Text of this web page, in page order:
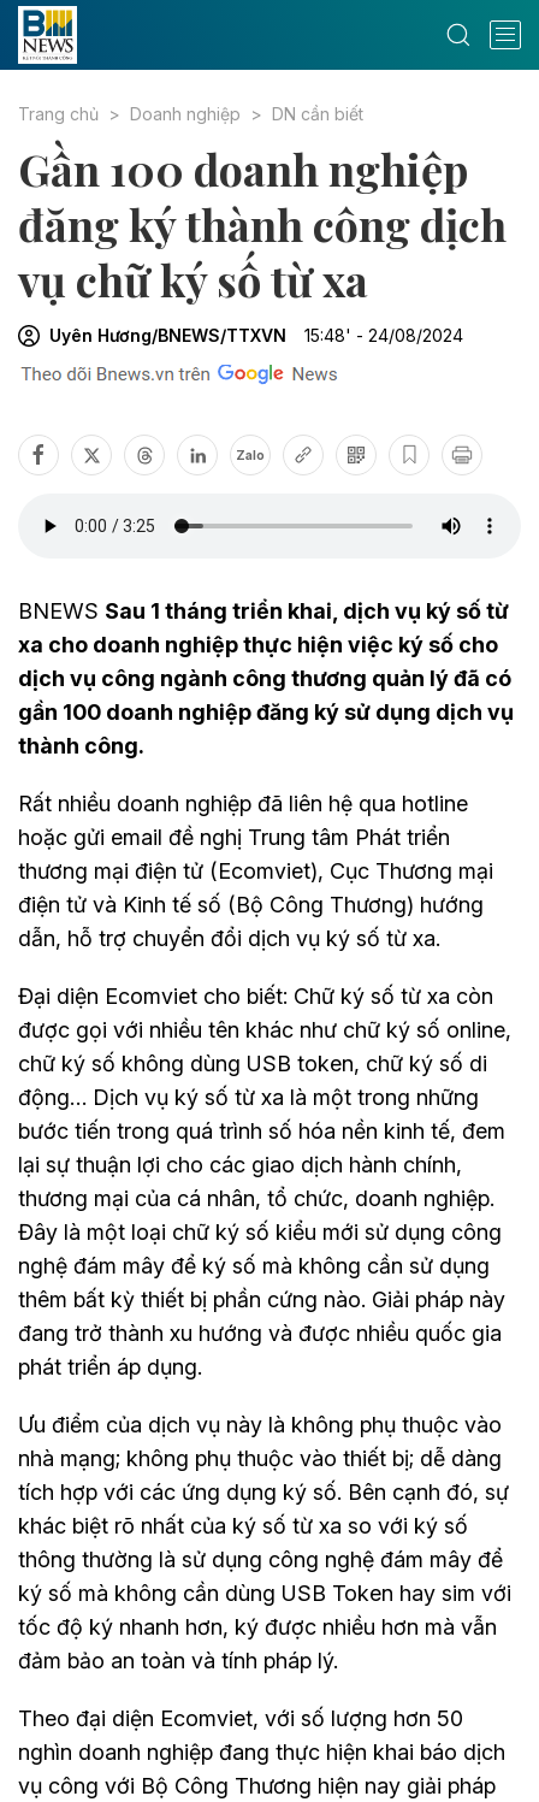
Trang chủ Doanh nghiệp DN cần biết
Gần 100 doanh nghiệp
đăng ký thành công dịch
vụ chữ ký số từ xa
Uyên Hương/BNEWS/TTXVN 15:48' - 24/08/2024
Zalo
BNEWS Sau 1 tháng triển khai, dịch vụ ký số từ
xa cho doanh nghiệp thực hiện việc ký số cho
dịch vụ công ngành công thương quản lý đã có
gần 100 doanh nghiệp đăng ký sử dụng dịch vụ
thành công.
Rất nhiều doanh nghiệp đã liên hệ qua hotline
hoặc gửi email đề nghị Trung tâm Phát triển
thương mại điện tử (Ecomviet), Cục Thương mại
điện tử và Kinh tế số (Bộ Công Thương) hướng
dẫn, hỗ trợ chuyển đổi dịch vụ ký số từ xa.
Đại diện Ecomviet cho biết: Chữ ký số từ xa còn
được gọi với nhiều tên khác như chữ ký số online,
chữ ký số không dùng USB token, chữ ký số di
động… Dịch vụ ký số từ xa là một trong những
bước tiến trong quá trình số hóa nền kinh tế, đem
lại sự thuận lợi cho các giao dịch hành chính,
thương mại của cá nhân, tổ chức, doanh nghiệp.
Đây là một loại chữ ký số kiểu mới sử dụng công
nghệ đám mây để ký số mà không cần sử dụng
thêm bất kỳ thiết bị phần cứng nào. Giải pháp này
đang trở thành xu hướng và được nhiều quốc gia
phát triển áp dụng.
Ưu điểm của dịch vụ này là không phụ thuộc vào
nhà mạng; không phụ thuộc vào thiết bị; dễ dàng
tích hợp với các ứng dụng ký số. Bên cạnh đó, sự
khác biệt rõ nhất của ký số từ xa so với ký số
thông thường là sử dụng công nghệ đám mây để
ký số mà không cần dùng USB Token hay sim với
tốc độ ký nhanh hơn, ký được nhiều hơn mà vẫn
đảm bảo an toàn và tính pháp lý.
Theo đại diện Ecomviet, với số lượng hơn 50
nghìn doanh nghiệp đang thực hiện khai báo dịch
vụ công với Bộ Công Thương hiện nay giải pháp